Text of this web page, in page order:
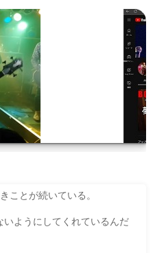
YOUTUBE
ことが続いている。
いようにしてくれているんだ